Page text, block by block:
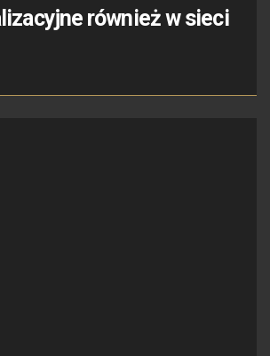
również w sieci